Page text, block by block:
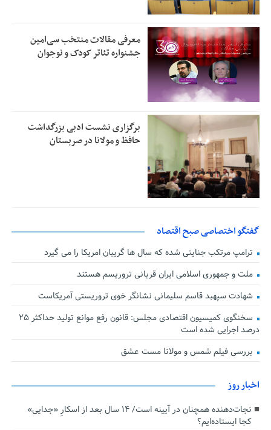
معرفی مقالات منتخب سی‌امین
جشنواره تئاتر کودک و نوجوان
برگزاری نشست ادبی بزرگداشت
حافظ و مولانا در صربستان
گفتگو اختصاصی صبح اقتصاد
ترامپ مرتکب جنایتی شده که سال ها گریبان امریکا را می گیرد
ملت و جمهوری اسلامی ایران قربانی تروریسم هستند
شهادت سپهبد قاسم سلیمانی نشانگر خوی تروریستی آمریکاست
سخنگوی کمیسیون اقتصادی مجلس: قانون رفع موانع تولید حداکثر ۲۵
درصد اجرایی شده است
بررسی فیلم شمس و مولانا مست عشق
اخبار روز
نجات‌دهنده‌ همچنان در آیینه است/ ۱۴ سال بعد از اسکارِ «جدایی»
کجا ایستاده‌ایم؟